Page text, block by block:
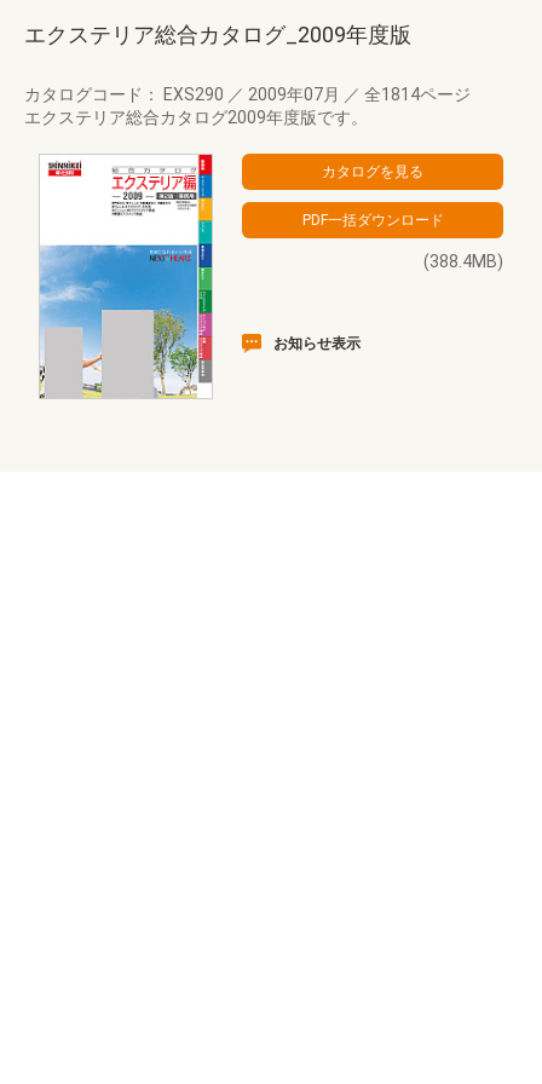
エクステリア総合カタログ_2009年度版
カタログコード： EXS290 ／ 2009年07月 ／ 全1814ページ
エクステリア総合カタログ2009年度版です。
(388.4MB)
お知らせ表示